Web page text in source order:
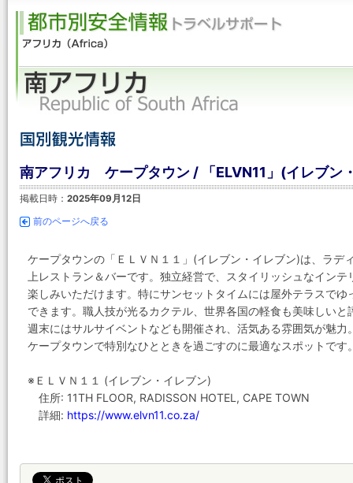
南アフリカ ケープタウン / 「ELVN11」(イレブン
掲載日時： 2025年09月12日
前のページへ戻る
ケープタウンの「ＥＬＶＮ１１」(イレブン・イレブン)は、ラデ
上レストラン＆バーです。独立経営で、スタイリッシュなイン
楽しみいただけます。特にサンセットタイムには屋外テラスで
できます。職人技が光るカクテル、世界各国の軽食も美味しいと
週末にはサルサイベントなども開催され、活気ある雰囲気が魅
ケープタウンで特別なひとときを過ごすのに最適なスポットです
※ＥＬＶＮ１１ (イレブン・イレブン)
住所: 11TH FLOOR, RADISSON HOTEL, CAPE TOWN
詳細: https://www.elvn11.co.za/